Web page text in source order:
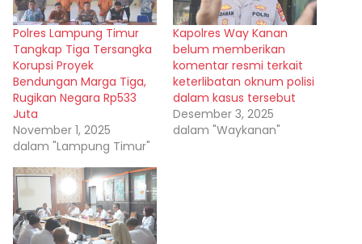
Polres Lampung Timur
Tangkap Tiga Tersangka
Korupsi Proyek
Bendungan Marga Tiga,
Rugikan Negara Rp533
Juta
November 1, 2025
dalam "Lampung Timur"
Kapolres Way Kanan
belum memberikan
komentar resmi terkait
keterlibatan oknum polisi
dalam kasus tersebut
Desember 3, 2025
dalam "Waykanan"